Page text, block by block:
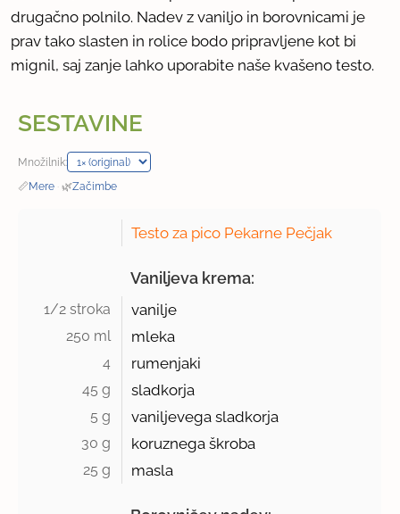
drugačno polnilo. Nadev z vaniljo in borovnicami je
prav tako slasten in rolice bodo pripravljene kot bi
mignil, saj zanje lahko uporabite naše kvašeno testo.
SESTAVINE
Množilnik:
📏Mere · 🌿Začimbe
Testo za pico Pekarne Pečjak
Vaniljeva krema:
1/2 stroka vanilje
250 ml mleka
4 rumenjaki
45 g sladkorja
5 g vaniljevega sladkorja
30 g koruznega škroba
25 g masla